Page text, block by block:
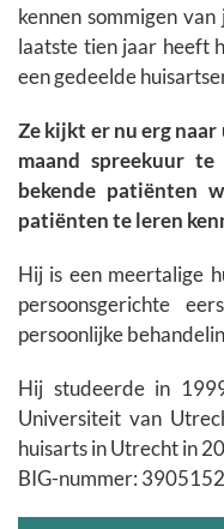
kennen sommigen
laatste tien jaar heeft
een gedeelde
Ze kijkt er nu erg
maand spreekuur
bekende patiënten
patiënten te leren
Hij is een meertalige
persoonsgerichte
persoonlijke
Hij studeerde in
Universiteit van
huisarts in Utrecht in
BIG-nummer: